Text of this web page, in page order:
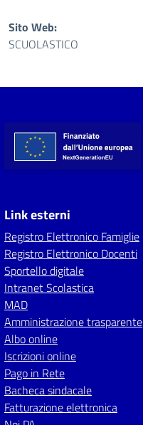
Sito Web:
SCUOLASTICO
Link esterni
Registro Elettronico Famiglie
Registro Elettronico Docenti
Sportello digitale
Intranet Scolastica
MAD
Amministrazione trasparente
Albo online
Iscrizioni online
Pago in Rete
Bacheca sindacale
Fatturazione elettronica